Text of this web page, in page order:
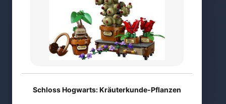
Schloss Hogwarts: Kräuterkunde-Pflanzen